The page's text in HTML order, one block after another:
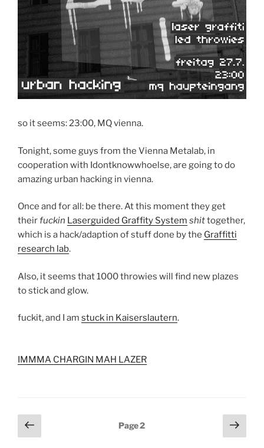
so it seems: 23:00, MQ vienna.
Tonight, some guys from the Vienna Metalab, in
cooperation with Idontknowwhoelse, are going to do
amazing urban hacking in vienna.
Once and for all: be there. At this moment they get
theirfuckin Laserguided Graffity System shittogether,
which is a hack/adaption of stuff done by the Graffitti
research lab.
Also, it seems that 1000 throwies will find new plazes
to stick and glow.
fuckit, and I am stuck in Kaiserslautern.
IMMMA CHARGIN MAH LAZER
Posts
pagination
Previous
page
Page2
Next
page